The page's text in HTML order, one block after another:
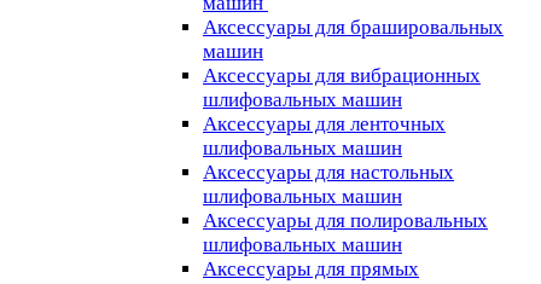
Аксессуары для брашировальных
машин
Аксессуары для вибрационных
шлифовальных машин
Аксессуары для ленточных
шлифовальных машин
Аксессуары для настольных
шлифовальных машин
Аксессуары для полировальных
шлифовальных машин
Аксессуары для прямых